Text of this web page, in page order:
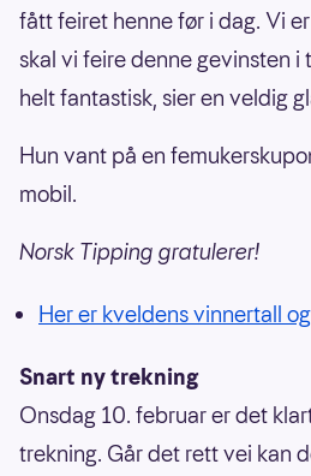
fått feiret henne før i dag. Vi
skal vi feire denne gevinsten i
helt fantastisk, sier en veldig
Hun vant på en
mobil.
Norsk Tipping gratulerer!
Her er kveldens vinnertall
Snart ny trekning
Onsdag 10. februar er det
trekning. Går det rett vei kan